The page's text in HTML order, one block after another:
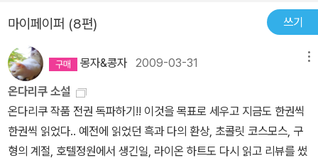
마이페이퍼 (8편) 쓰기
몽자&콩자 2009-03-31
온다리쿠 소설
온다리쿠 작품 전권 독파하기!! 이것을 목표로 세우고 지금도 한권씩
한권씩 읽었다.. 예전에 읽었던 흑과 다의 환상, 초콜릿 코스모스, 구
형의 계절, 호텔정원에서 생긴일, 라이온 하트도 다시 읽고 리뷰를 썼